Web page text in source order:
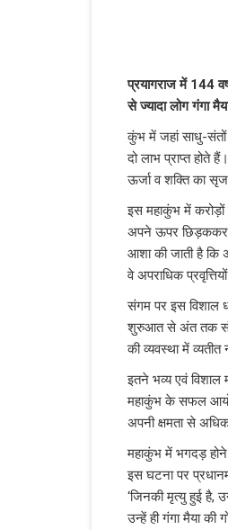
प्रयागराज में 144
से ज्यादा लोग गंगा
कुंभ में जहां साधु-संतों
दो लाभ प्राप्त
ऊर्जा व शक्ति का
इस महाकुंभ में
अपने ऊपर छिड़ककर
आशा की जाती है कि
वे अपराधिक
संगम पर इस विशाल
शुरुआत से अंत तक
की व्यवस्था में व्यतीत
इतने भव्य एवं विशाल
महाकुंभ के सफल
अपनी क्षमता से
महाकुंभ में भगदड़
इस घटना पर
‘जिनकी मृत्यु हुई है,
उन्हें ही गंगा मैया